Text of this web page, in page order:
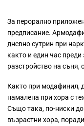
За перорално
предписание.
дневно сутрин при
както и един час
разстройство на
Както при модафинил,
намалена при хора с
Също така, по-ниски
възрастни хора,